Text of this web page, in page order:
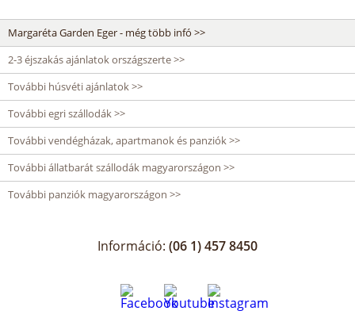
Margaréta Garden Eger - még több infó >>
2-3 éjszakás ajánlatok országszerte >>
További húsvéti ajánlatok >>
További egri szállodák >>
További vendégházak, apartmanok és panziók >>
További állatbarát szállodák magyarországon >>
További panziók magyarországon >>
Információ: (06 1) 457 8450